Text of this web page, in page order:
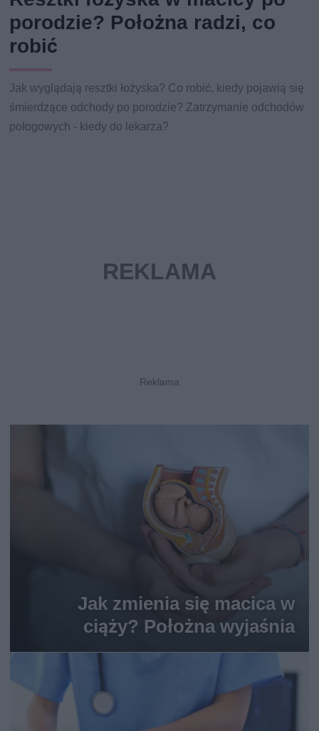
porodzie? Położna radzi, co
robić
Jak wyglądają resztki łożyska? Co robić, kiedy pojawią się
śmierdzące odchody po porodzie? Zatrzymanie odchodów
połogowych - kiedy do lekarza?
Jak zmienia się macica w
ciąży? Położna wyjaśnia